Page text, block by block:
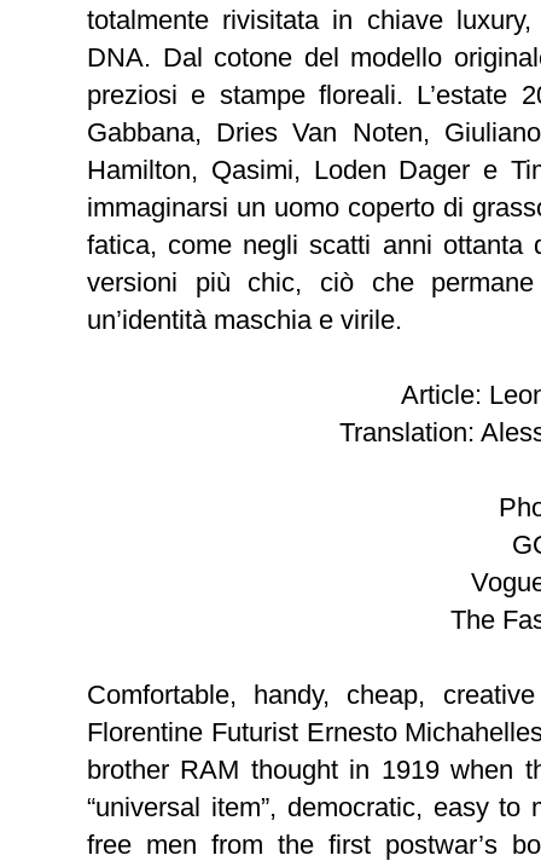
totalmente rivisitata in chiave
DNA. Dal cotone del modello
preziosi e stampe floreali. L’estate
Gabbana, Dries Van Noten,
Hamilton, Qasimi, Loden Dager e
immaginarsi un uomo coperto di
fatica, come negli scatti anni
versioni più chic, ciò che
un’identità maschia e virile.
Article:
Translation:
The
Comfortable, handy, cheap,
Florentine Futurist Ernesto
brother RAM thought in 1919 when
“universal item”, democratic, easy
free men from the first postwar’s